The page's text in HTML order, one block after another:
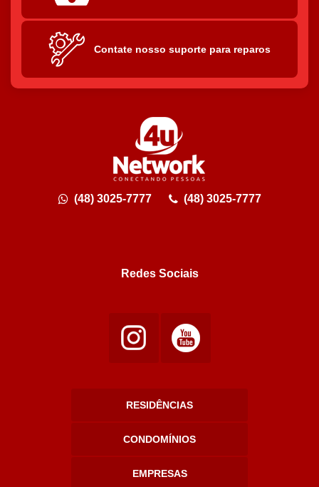
Contate nosso suporte para reparos
(48) 3025-7777 (48) 3025-7777
Redes Sociais
RESIDÊNCIAS
CONDOMÍNIOS
EMPRESAS